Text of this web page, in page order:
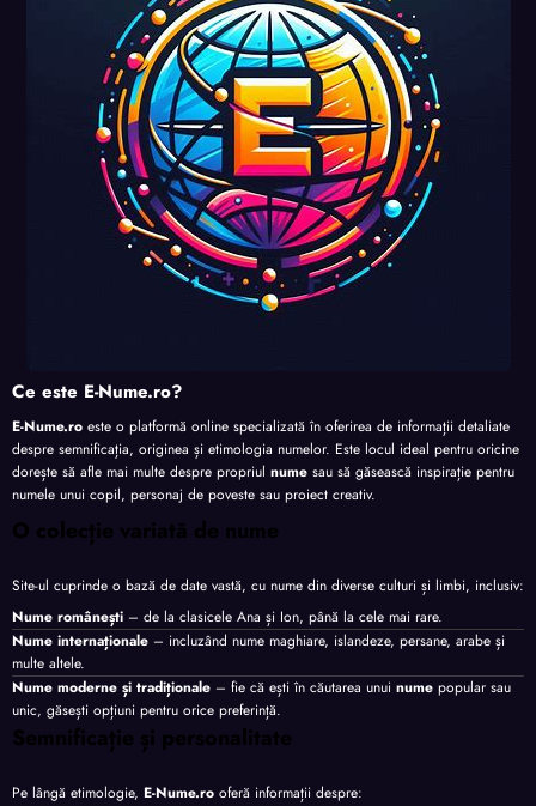
nalita
te
nalita
te
Ce este E-Nume.ro?
E-Nume.ro este o platformă online specializată în oferirea de informații detaliate
despre semnificația, originea și etimologia numelor. Este locul ideal pentru oricine
dorește să afle mai multe despre propriul nume sau să găsească inspirație pentru
numele unui copil, personaj de poveste sau proiect creativ.
O colecție variată de nume
Site-ul cuprinde o bază de date vastă, cu nume din diverse culturi și limbi, inclusiv:
Nume românești – de la clasicele Ana și Ion, până la cele mai rare.
Nume internaționale – incluzând nume maghiare, islandeze, persane, arabe și
multe altele.
Nume moderne și tradiționale – fie că ești în căutarea unui nume popular sau
unic, găsești opțiuni pentru orice preferință.
Semnificație și personalitate
Pe lângă etimologie, E-Nume.ro oferă informații despre: